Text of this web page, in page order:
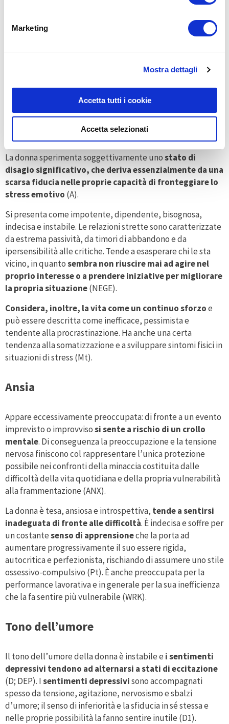
Marketing
Mostra dettagli
Accetta tutti i cookie
Accetta selezionati
fonte di preoccupazione o espressione di eventuali
mancanza di vitalità, debolezza e stanchezza
che influenzano negativamente il tono dell’umore e
Funzionamento emotivo
Distress generalizzato
La donna sperimenta soggettivamente unostato di
disagio significativo, che deriva essenzialmente da una
scarsa fiducia nelle proprie capacità di fronteggiare lo
stress emotivo (A).
Si presenta come impotente, dipendente, bisognosa,
indecisa e instabile. Le relazioni strette sono caratterizzate
da estrema passività, da timori di abbandono e da
ipersensibilità alle critiche. Tende a esasperare chi le sta
vicino, in quantosembra non riuscire mai ad agire nel
proprio interesse o a prendere iniziative per migliorare
la propria situazione(NEGE).
Considera, inoltre, la vita come un continuo sforzoe
può essere descritta come inefficace, pessimista e
tendente alla procrastinazione. Ha anche una certa
tendenza alla somatizzazione e a sviluppare sintomi fisici in
situazioni di stress (Mt).
Ansia
Appare eccessivamente preoccupata: di fronte a un evento
imprevisto o improvvisosi sente a rischio di un crollo
mentale. Di conseguenza la preoccupazione e la tensione
nervosa finiscono col rappresentare l’unica protezione
possibile nei confronti della minaccia costituita dalle
difficoltà della vita quotidiana e della propria vulnerabilità
alla frammentazione (ANX).
La donna è tesa, ansiosa e introspettiva, tende a sentirsi
inadeguata di fronte alle difficoltà. È indecisa e soffre per
un costantesenso di apprensioneche la porta ad
aumentare progressivamente il suo essere rigida,
autocritica e perfezionista, rischiando di assumere uno stile
ossessivo-compulsivo (Pt). È anche preoccupata per la
performance lavorativa e in generale per la sua inefficienza
che la fa sentire più vulnerabile (WRK).
Tono dell’umore
Il tono dell’umore della donna è instabile e i sentimenti
depressivi tendono ad alternarsi a stati di eccitazione
(D; DEP). Isentimenti depressivisono accompagnati
spesso da tensione, agitazione, nervosismo e sbalzi
d’umore; il senso di inferiorità e la sfiducia in sé stessa e
nelle proprie possibilità la fanno sentire inutile (D1).